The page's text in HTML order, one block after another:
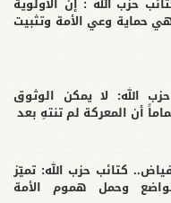
حماية وعي الأمة وتثبيت
الله: لا يمكن الوثوق
أن المعركة لم تنتهِ بعد
كتائب حزب الله: تميّز
وحمل هموم الأمة